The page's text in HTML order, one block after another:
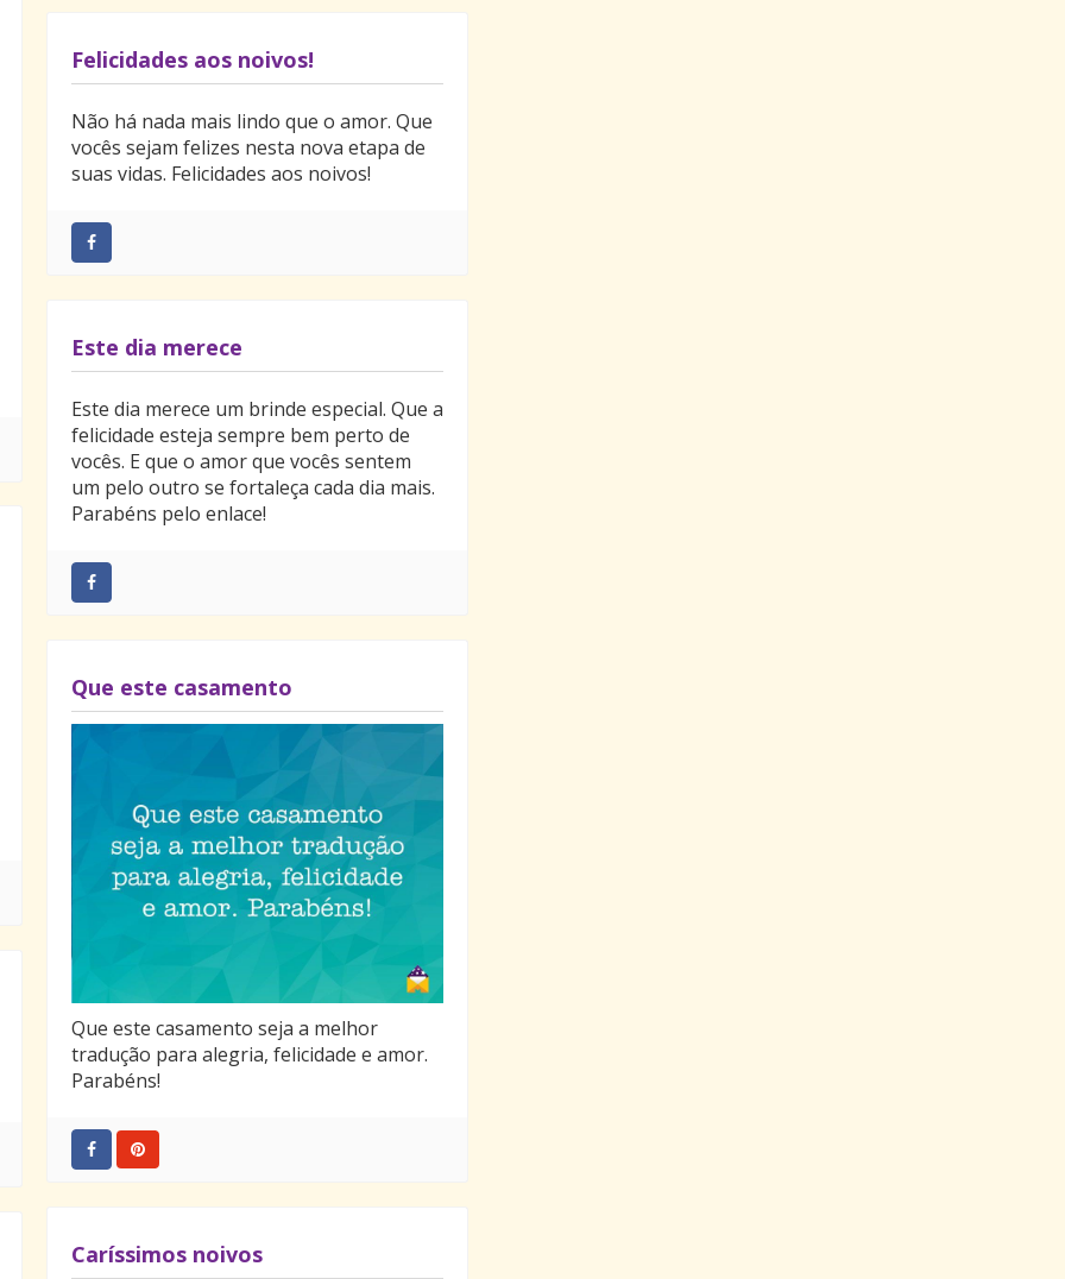
Felicidades aos noivos!
Não há nada mais lindo que o amor. Que
vocês sejam felizes nesta nova etapa de
suas vidas. Felicidades aos noivos!
Este dia merece
Este dia merece um brinde especial. Que a
felicidade esteja sempre bem perto de
vocês. E que o amor que vocês sentem
um pelo outro se fortaleça cada dia mais.
Parabéns pelo enlace!
Que este casamento
Que este casamento seja a melhor
tradução para alegria, felicidade e amor.
Parabéns!
Caríssimos noivos